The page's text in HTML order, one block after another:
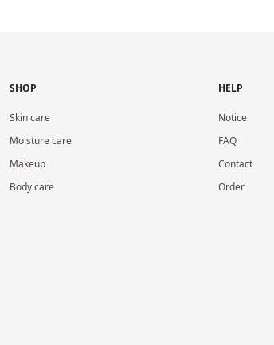
SHOP
Skin care
Moisture care
Makeup
Body care
HELP
Notice
FAQ
Contact
Order